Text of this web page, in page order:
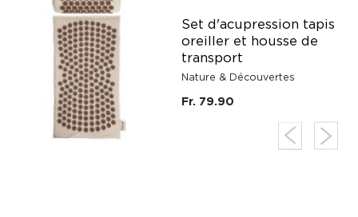
Set d'acupression tapis
oreiller et housse de
transport
Nature & Découvertes
Fr. 79.90